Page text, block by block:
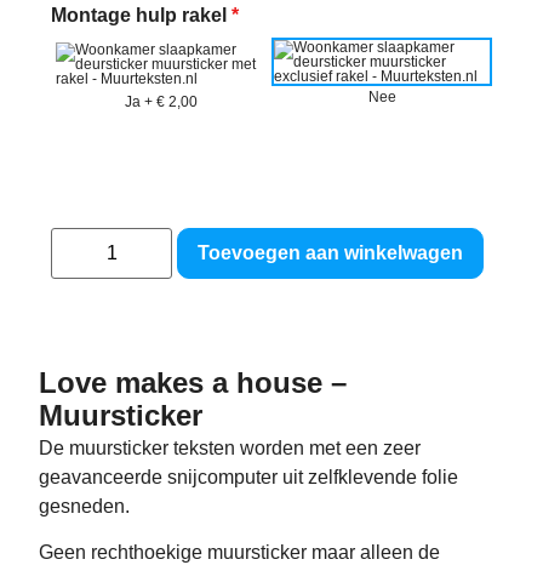
Montage hulp rakel *
Ja + € 2,00 Nee
Toevoegen aan winkelwagen
Love makes a house –
Muursticker
De muursticker teksten worden met een zeer
geavanceerde snijcomputer uit zelfklevende folie
gesneden.
Geen rechthoekige muursticker maar alleen de